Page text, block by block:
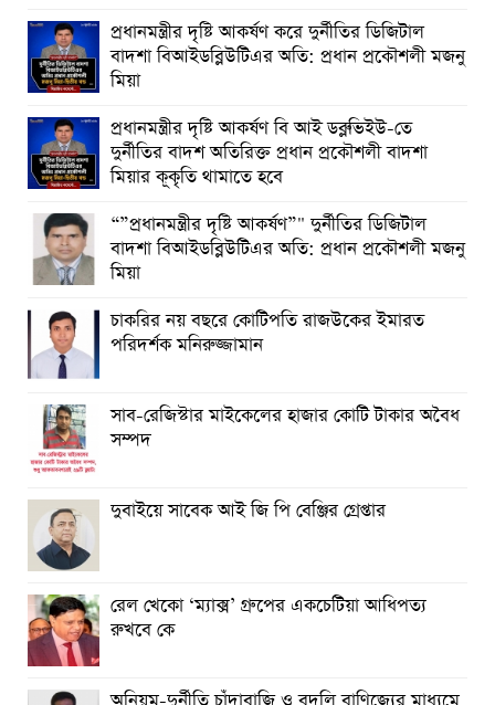
প্রধানমন্ত্রীর দৃষ্টি আকর্ষণ করে দুর্নীতির ডিজিটাল
বাদশা বিআইডব্লিউটিএর অতি: প্রধান প্রকৌশলী মজনু
মিয়া
প্রধানমন্ত্রীর দৃষ্টি আকর্ষণ বি আই ডব্লুভিইউ-তে
দুর্নীতির বাদশ অতিরিক্ত প্রধান প্রকৌশলী বাদশা
মিয়ার কূকৃতি থামাতে হবে
“”প্রধানমন্ত্রীর দৃষ্টি আকর্ষণ”" দুর্নীতির ডিজিটাল
বাদশা বিআইডব্লিউটিএর অতি: প্রধান প্রকৌশলী মজনু
মিয়া
চাকরির নয় বছরে কোটিপতি রাজউকের ইমারত
পরিদর্শক মনিরুজ্জামান
সাব-রেজিস্টার মাইকেলের হাজার কোটি টাকার অবৈধ
সম্পদ
দুবাইয়ে সাবেক আই জি পি বেঞ্জির গ্রেপ্তার
রেল খেকো ‘ম্যাক্স’ গ্রুপের একচেটিয়া আধিপত্য
রুখবে কে